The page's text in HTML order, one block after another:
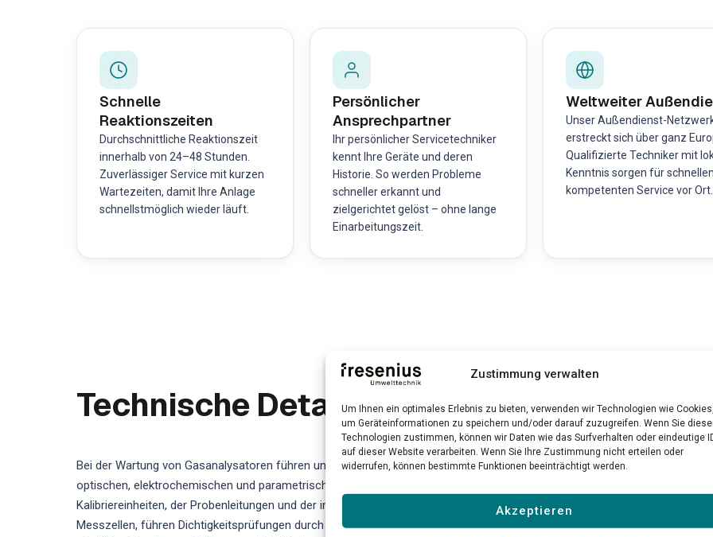
Zustimmung verwalten
Um Ihnen ein optimales Erlebnis zu bieten, verwenden wir Technologien wie
um Geräteinformationen zu speichern und/oder darauf zuzugreifen. Wenn Sie
Technologien zustimmen, können wir Daten wie das Surfverhalten oder eindeutige
auf dieser Website verarbeiten. Wenn Sie Ihre Zustimmung nicht erteilen oder
widerrufen, können bestimmte Funktionen beeinträchtigt werden.
Akzeptieren
Schnelle
Reaktionszeiten
Durchschnittliche Reaktionszeit
innerhalb von 24–48 Stunden.
Zuverlässiger Service mit kurzen
Wartezeiten, damit Ihre Anlage
schnellstmöglich wieder läuft.
Persönlicher
Ansprechpartner
Ihr persönlicher Servicetechniker
kennt Ihre Geräte und deren
Historie. So werden Probleme
schneller erkannt und
zielgerichtet gelöst – ohne lange
Einarbeitungszeit.
Weltweiter
Unser Außendienst-
erstreckt sich über ganz
Qualifizierte Techniker mit
Kenntnis sorgen für
kompetenten Service vor Ort.
Technische Details und Ablauf
Bei der Wartung von Gasanalysatoren führen unsere zertifizierten Servicetechniker eine umfassende Inspektion aller
optischen, elektrochemischen und parametrischen Sensoren durch. Dazu gehören die Prüfung der Gasaufbereitung, der
Kalibriereinheiten, der Probenleitungen und der internen Pumpen. Wir überprüfen die Linearität und Querempfindlichkeit der
Messzellen, führen Dichtigkeitsprüfungen durch und aktualisieren die Gerätefirmware auf den neuesten Stand.